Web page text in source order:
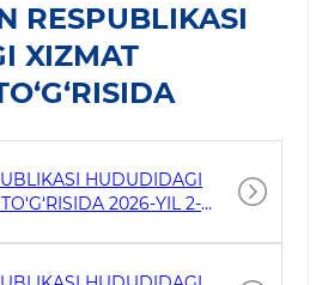
RESPUBLIKASI
XIZMAT
HUDUDIDAGI
2026-YIL 2-